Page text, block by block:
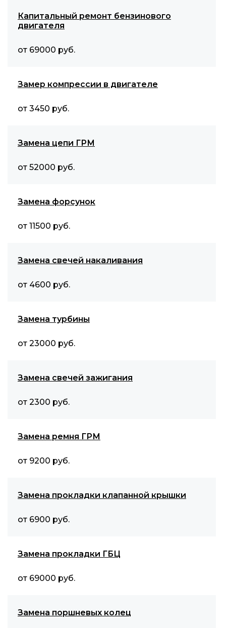
Капитальный ремонт бензинового
двигателя
от 69000 руб.
Замер компрессии в двигателе
от 3450 руб.
Замена цепи ГРМ
от 52000 руб.
Замена форсунок
от 11500 руб.
Замена свечей накаливания
от 4600 руб.
Замена турбины
от 23000 руб.
Замена свечей зажигания
от 2300 руб.
Замена ремня ГРМ
от 9200 руб.
Замена прокладки клапанной крышки
от 6900 руб.
Замена прокладки ГБЦ
от 69000 руб.
Замена поршневых колец